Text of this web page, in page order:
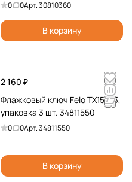
0 0Арт.30810360
В корзину
2 160 ₽
Флажковый ключ Felo TX15x43,
упаковка 3 шт. 34811550
0 0Арт.34811550
В корзину